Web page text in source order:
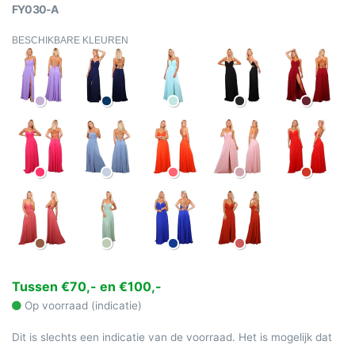
FY030-A
BESCHIKBARE KLEUREN
Tussen €70,- en €100,-
Op voorraad (indicatie)
Dit is slechts een indicatie van de voorraad. Het is mogelijk dat